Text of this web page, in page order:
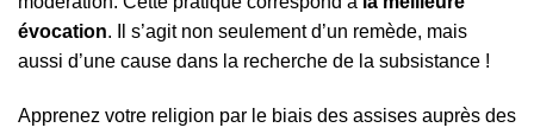
évocation. Il s’agit non seulement d’un remède, mais
aussi d’une cause dans la recherche de la subsistance !
Apprenez votre religion par le biais des assises auprès des